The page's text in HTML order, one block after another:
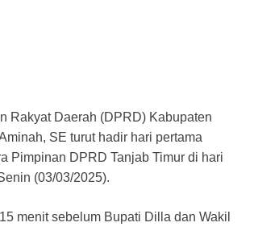
Rakyat Daerah (DPRD) Kabupaten
SE turut hadir hari pertama
Pimpinan DPRD Tanjab Timur di hari
(03/03/2025).
menit sebelum Bupati Dilla dan Wakil